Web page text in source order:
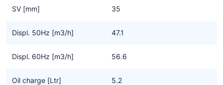
koel- of verwarmingscapaciteit
meer opbrengst
• Hoge efficiency tegen de laagste bedrijfskosten
SV [mm] 35
Displ. 50Hz [m3/h] 47.1
Displ. 60Hz [m3/h] 56.6
Oil charge [Ltr] 5.2